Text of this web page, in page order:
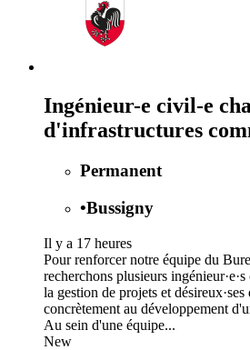
Ingénieur-e civil-e
d'infrastructures
Permanent
•Bussigny
Il y a 17 heures
Pour renforcer notre équipe du
recherchons plusieurs ingénieur·e·s
la gestion de projets et
concrètement au développement
Au sein d'une équipe...
New